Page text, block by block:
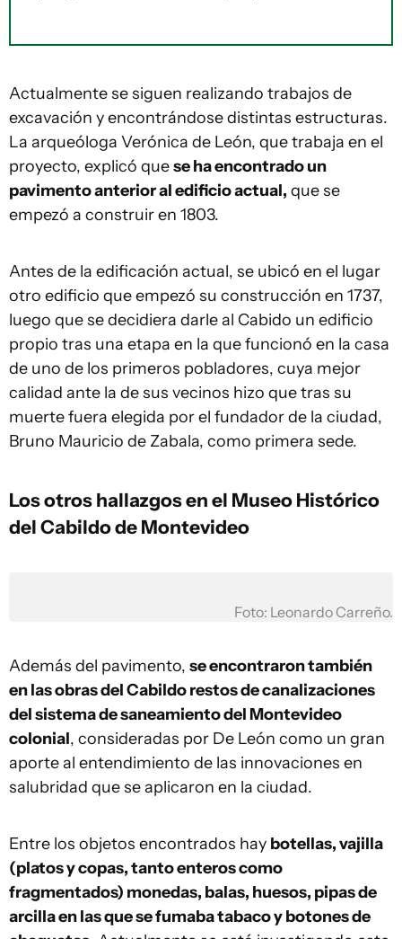
Actualmente se siguen realizando trabajos de
excavación y encontrándose distintas estructuras.
La arqueóloga Verónica de León, que trabaja en el
proyecto, explicó quese ha encontrado un
pavimento anterior al edificio actual, que se
empezó a construir en 1803.
Antes de la edificación actual, se ubicó en el lugar
otro edificio que empezó su construcción en 1737,
luego que se decidiera darle al Cabido un edificio
propio tras una etapa en la que funcionó en la casa
de uno de los primeros pobladores, cuya mejor
calidad ante la de sus vecinos hizo que tras su
muerte fuera elegida por el fundador de la ciudad,
Bruno Mauricio de Zabala, como primera sede.
Los otros hallazgos en el Museo Histórico
del Cabildo de Montevideo
Foto: Leonardo Carreño.
Además del pavimento, se encontraron también
en las obras del Cabildo restos de canalizaciones
del sistema de saneamiento del Montevideo
colonial, consideradas por De León como un gran
aporte al entendimiento de las innovaciones en
salubridad que se aplicaron en la ciudad.
Entre los objetos encontrados hay botellas, vajilla
(platos y copas, tanto enteros como
fragmentados) monedas, balas, huesos, pipas de
arcilla en las que se fumaba tabaco y botones de